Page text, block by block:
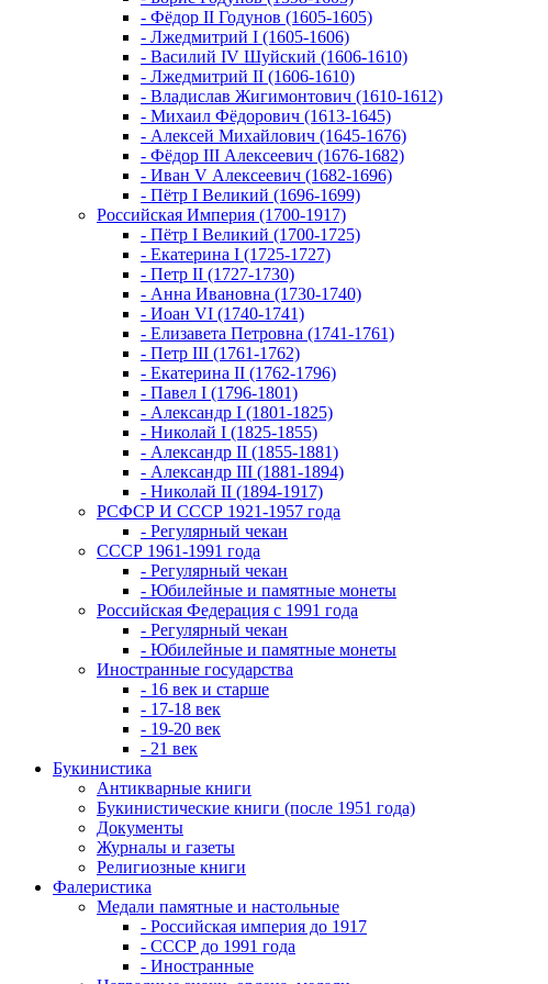
- Фёдор II Годунов (1605-1605)
- Лжедмитрий I (1605-1606)
- Василий IV Шуйский (1606-1610)
- Лжедмитрий II (1606-1610)
- Владислав Жигимонтович (1610-1612)
- Михаил Фёдорович (1613-1645)
- Алексей Михайлович (1645-1676)
- Фёдор III Алексеевич (1676-1682)
- Иван V Алексеевич (1682-1696)
- Пётр I Великий (1696-1699)
Российская Империя (1700-1917)
- Пётр I Великий (1700-1725)
- Екатерина I (1725-1727)
- Петр II (1727-1730)
- Анна Ивановна (1730-1740)
- Иоан VI (1740-1741)
- Елизавета Петровна (1741-1761)
- Петр III (1761-1762)
- Екатерина II (1762-1796)
- Павел I (1796-1801)
- Александр I (1801-1825)
- Николай I (1825-1855)
- Александр II (1855-1881)
- Александр III (1881-1894)
- Николай II (1894-1917)
РСФСР И СССР 1921-1957 года
- Регулярный чекан
СССР 1961-1991 года
- Регулярный чекан
- Юбилейные и памятные монеты
Российская Федерация с 1991 года
- Регулярный чекан
- Юбилейные и памятные монеты
Иностранные государства
- 16 век и старше
- 17-18 век
- 19-20 век
- 21 век
Букинистика
Антикварные книги
Букинистические книги (после 1951 года)
Документы
Журналы и газеты
Религиозные книги
Фалеристика
Медали памятные и настольные
- Российская империя до 1917
- СССР до 1991 года
- Иностранные